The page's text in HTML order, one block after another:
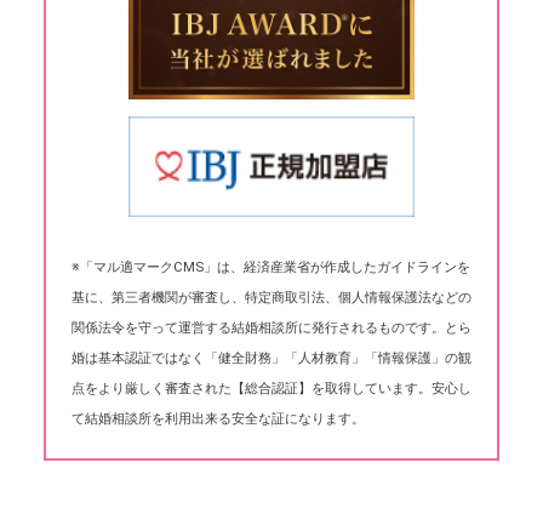
※「マル適マークCMS」は、経済産業省が作成したガイドラインを
基に、第三者機関が審査し、特定商取引法、個人情報保護法などの
関係法令を守って運営する結婚相談所に発行されるものです。とら
婚は基本認証ではなく「健全財務」「人材教育」「情報保護」の観
点をより厳しく審査された【総合認証】を取得しています。安心し
て結婚相談所を利用出来る安全な証になります。